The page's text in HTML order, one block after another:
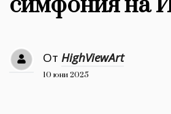
Красота
Дизайн
От HighViewArt
10 юни 2025